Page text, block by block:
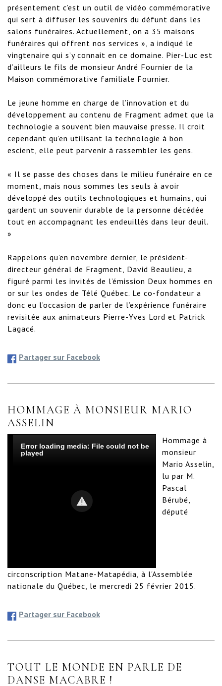
présentement c’est un outil de vidéo commémorative
qui sert à diffuser les souvenirs du défunt dans les
salons funéraires. Actuellement, on a 35 maisons
funéraires qui offrent nos services », a indiqué le
vingtenaire qui s’y connait en ce domaine. Pier-Luc est
d’ailleurs le fils de monsieur André Fournier de la
Maison commémorative familiale Fournier.
Le jeune homme en charge de l’innovation et du
développement au contenu de Fragment admet que la
technologie a souvent bien mauvaise presse. Il croit
cependant qu’en utilisant la technologie à bon
escient, elle peut parvenir à rassembler les gens.
« Il se passe des choses dans le milieu funéraire en ce
moment, mais nous sommes les seuls à avoir
développé des outils technologiques et humains, qui
gardent un souvenir durable de la personne décédée
tout en accompagnant les endeuillés dans leur deuil.
»
Rappelons qu’en novembre dernier, le président-
directeur général de Fragment, David Beaulieu, a
figuré parmi les invités de l’émission Deux hommes en
or sur les ondes de Télé Québec. Le co-fondateur a
donc eu l’occasion de parler de l’expérience funéraire
revisitée aux animateurs Pierre-Yves Lord et Patrick
Lagacé.
Partager sur Facebook
HOMMAGE À MONSIEUR MARIO
ASSELIN
Error loading media: File could not be
played
Hommage à
monsieur
Mario Asselin,
lu par M.
Pascal
Bérubé,
député
circonscription Matane-Matapédia, à l'Assemblée
nationale du Québec, le mercredi 25 février 2015.
Partager sur Facebook
TOUT LE MONDE EN PARLE DE
DANSE MACABRE !